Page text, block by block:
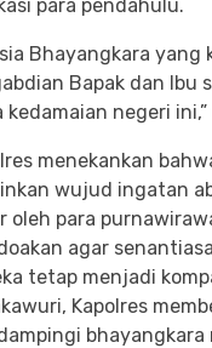
para pendahulu.
Bhayangkara
Bapak dan Ibu
kedamaian negeri
menekankan
wujud ingatan
oleh para
agar
tetap menjadi
Kapolres
bhayangkara